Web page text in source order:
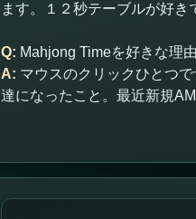
ます。１２秒テーブルが好き
Q: Mahjong Timeを好きな理
A: マウスのクリックひとつ
達になったこと。最近新規